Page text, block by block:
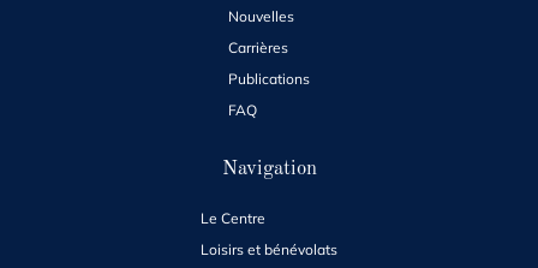
Nouvelles
Carrières
Publications
FAQ
Navigation
Le Centre
Loisirs et bénévolats